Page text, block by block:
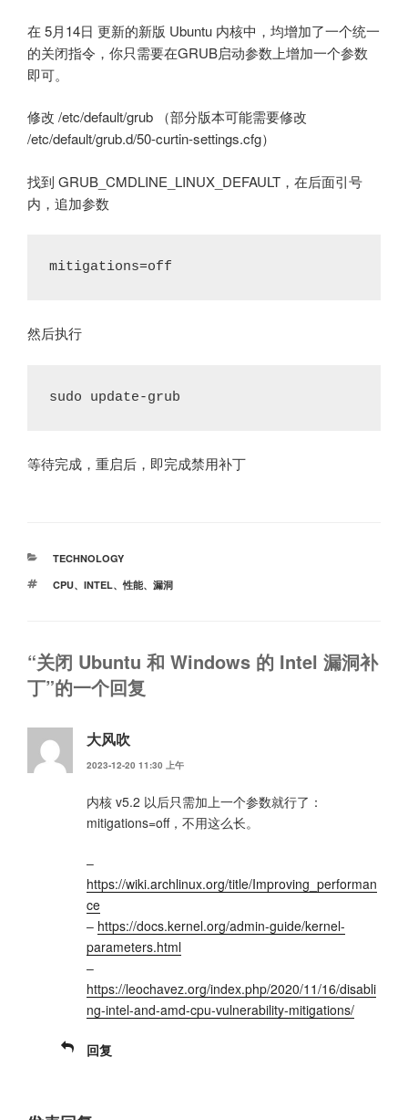
在 5月14日 更新的新版 Ubuntu 内核中，均增加了一个统一
的关闭指令，你只需要在GRUB启动参数上增加一个参数
即可。
修改 /etc/default/grub （部分版本可能需要修改
/etc/default/grub.d/50-curtin-settings.cfg）
找到 GRUB_CMDLINE_LINUX_DEFAULT，在后面引号
内，追加参数
mitigations=off
然后执行
sudo update-grub
等待完成，重启后，即完成禁用补丁
分
TECHNOLOGY
标
CPU、 INTEL、性能、 漏洞
“关闭 Ubuntu 和 Windows 的 Intel 漏洞补
丁”的一个回复
大风吹
2023-12-20 11:30 上午
内核 v5.2 以后只需加上一个参数就行了：
mitigations=off，不用这么长。
–
https://wiki.archlinux.org/title/Improving_performan
ce
– https://docs.kernel.org/admin-guide/kernel-
parameters.html
–
https://leochavez.org/index.php/2020/11/16/disabli
ng-intel-and-amd-cpu-vulnerability-mitigations/
回复